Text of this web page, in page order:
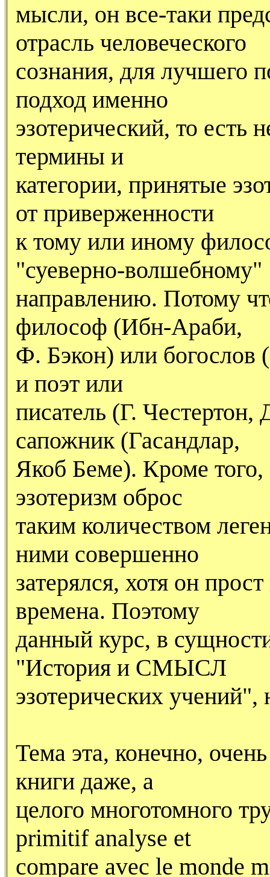
мысли, он все-таки
отрасль человеческого
сознания, для лучшего
подход именно
эзотерический, то
термины и
категории, принятые
от приверженности
к тому или иному
"суеверно-волшебному"
направлению. Потому
философ (Ибн-Араби,
Ф. Бэкон) или богослов
и поэт или
писатель (Г.
сапожник (Гасандлар,
Якоб Беме). Кроме того,
эзотеризм оброс
таким количеством
ними совершенно
затерялся, хотя он
времена. Поэтому
данный курс, в
"История и СМЫСЛ
эзотерических учений",
Тема эта, конечно,
книги даже, а
целого многотомного
primitif analyse et
compare avec le monde